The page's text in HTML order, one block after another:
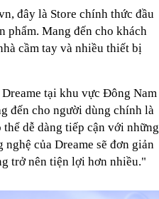
đây là Store chính thức đầu
phẩm. Mang đến cho khách
cầm tay và nhiều thiết bị
tại khu vực Đông Nam
đến cho người dùng chính là
dễ dàng tiếp cận với những
của Dreame sẽ đơn giản
trở nên tiện lợi hơn nhiều."